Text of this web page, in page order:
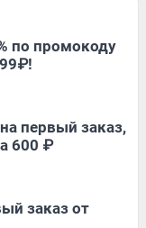
по промокоду
первый заказ,
600 ₽
заказ от